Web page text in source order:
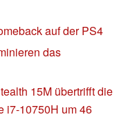
auf der PS4
das
15M übertrifft die
i7-10750H um 46